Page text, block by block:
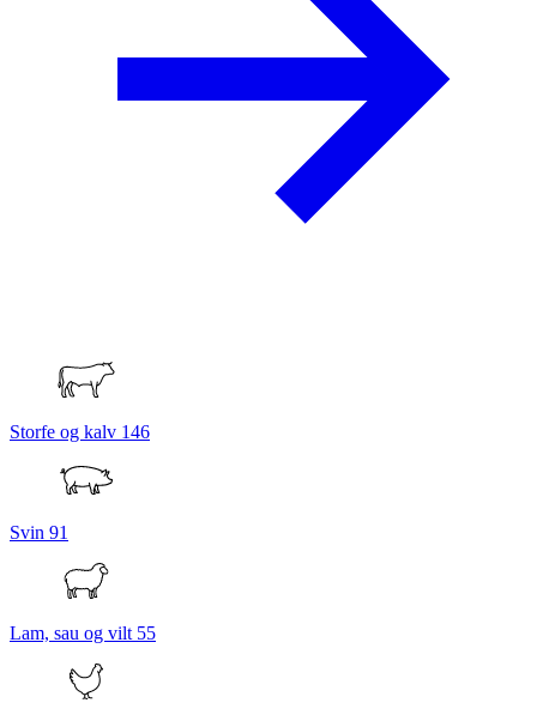
Storfe og kalv 146
Svin 91
Lam, sau og vilt 55